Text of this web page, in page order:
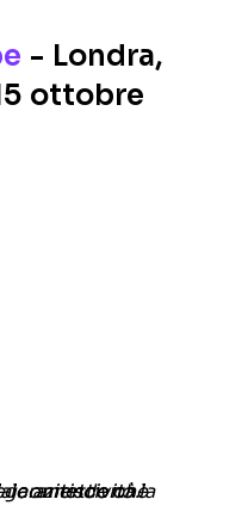
- Londra,
ottobre
prossima generazione della connettività.